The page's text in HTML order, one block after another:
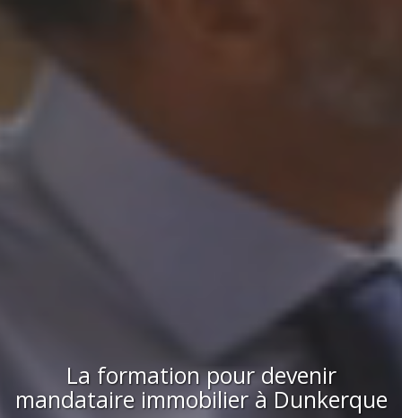
La formation pour devenir
mandataire immobilier à Dunkerque